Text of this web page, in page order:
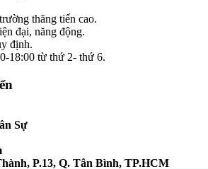
thăng tiến cao.
đại, năng động.
định.
18:00 từ thứ 2- thứ 6.
Sự
P.13, Q. Tân Bình, TP.HCM